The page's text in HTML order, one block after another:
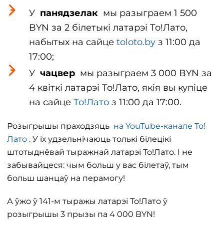
У панядзелак мы разыграем 1 500
BYN за 2 білетыкі латарэі То!Лато,
набытых на сайце toloto.by з 11:00 да
17:00;
У чацвер мы разыграем 3 000 BYN за
4 квіткі латарэі То!Лато, якія вы купіце
на сайце То!Лато з 11:00 да 17:00.
Розыгрышы праходзяць на YouTube-канале То!
Лато . У іх удзельнічаюць толькі білецікі
штотыднёвай тыражнай латарэі То!Лато. І не
забывайцеся: чым больш у вас білетаў, тым
больш шанцаў на перамогу!
А ўжо ў 141-м тыражы латарэі То!Лато ў
розыгрышы 3 прызы па 4 000 BYN!